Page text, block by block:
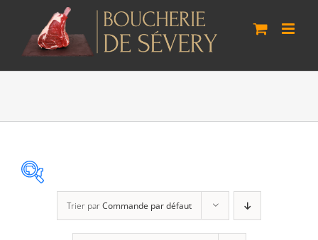
contenu
Trier parCommande par défaut